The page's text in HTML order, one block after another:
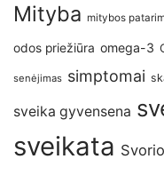
Mityba mitybos
odos priežiūra omega-3
senėjimas simptomai
sveika gyvensena
sveikata